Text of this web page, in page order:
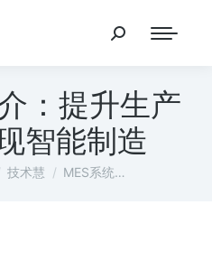
：提升生产
智能制造
技术慧 MES系统…